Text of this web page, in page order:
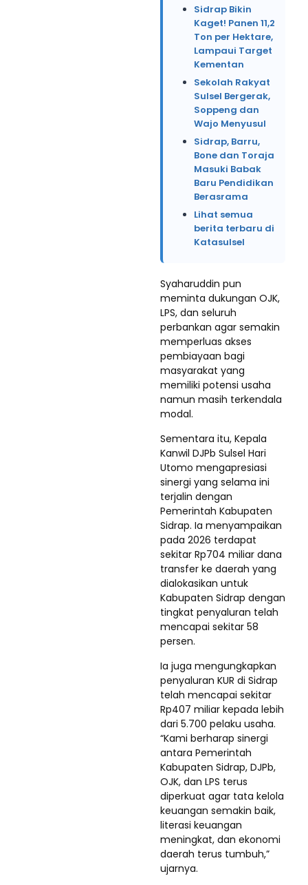
Sidrap Bikin
Kaget! Panen 11,2
Ton per Hektare,
Lampaui Target
Kementan
Sekolah Rakyat
Sulsel Bergerak,
Soppeng dan
Wajo Menyusul
Sidrap, Barru,
Bone dan Toraja
Masuki Babak
Baru Pendidikan
Berasrama
Lihat semua
berita terbaru di
Katasulsel
Syaharuddin pun
meminta dukungan OJK,
LPS, dan seluruh
perbankan agar semakin
memperluas akses
pembiayaan bagi
masyarakat yang
memiliki potensi usaha
namun masih terkendala
modal.
Sementara itu, Kepala
Kanwil DJPb Sulsel Hari
Utomo mengapresiasi
sinergi yang selama ini
terjalin dengan
Pemerintah Kabupaten
Sidrap. Ia menyampaikan
pada 2026 terdapat
sekitar Rp704 miliar dana
transfer ke daerah yang
dialokasikan untuk
Kabupaten Sidrap dengan
tingkat penyaluran telah
mencapai sekitar 58
persen.
Ia juga mengungkapkan
penyaluran KUR di Sidrap
telah mencapai sekitar
Rp407 miliar kepada lebih
dari 5.700 pelaku usaha.
“Kami berharap sinergi
antara Pemerintah
Kabupaten Sidrap, DJPb,
OJK, dan LPS terus
diperkuat agar tata kelola
keuangan semakin baik,
literasi keuangan
meningkat, dan ekonomi
daerah terus tumbuh,”
ujarnya.